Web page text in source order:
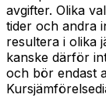
avgifter. Olika
tider och andra
resultera i olika
kanske därför
och bör endast